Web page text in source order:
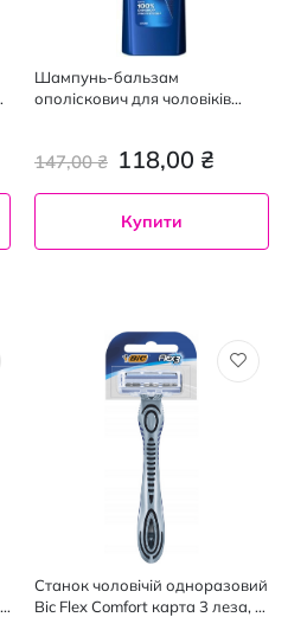
Шампунь-бальзам
ополіскович для чоловіків
118,00 ₴
147,00 ₴
Купити
Станок чоловічій одноразовий
Bic Flex Comfort карта 3 леза, 1